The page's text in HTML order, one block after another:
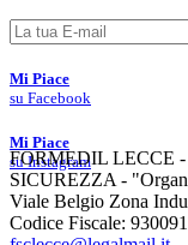
Mi Piace
su Facebook
Mi Piace
su Instagram
FORMEDIL LECCE
SICUREZZA -
Viale Belgio Zona
Codice Fiscale: